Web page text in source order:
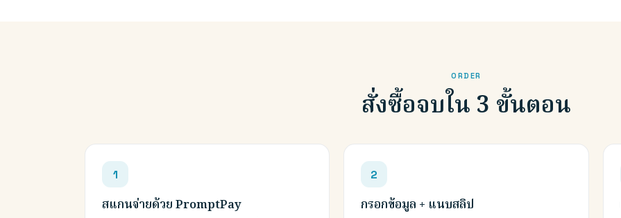
ORDER
สั่งซื้อจบใน 3 ขั้นตอน
สแกนจ่ายด้วย PromptPay กรอกข้อมูล + แนบสลิป